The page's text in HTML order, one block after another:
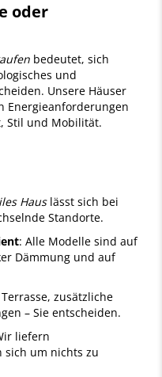
oder
bedeutet, sich
und
Unsere Häuser
Energieanforderungen
Stil und Mobilität.
Hauslässt sich bei
Standorte.
: Alle Modelle sind auf
Dämmung und auf
zusätzliche
– Sie entscheiden.
liefern
sich um nichts zu